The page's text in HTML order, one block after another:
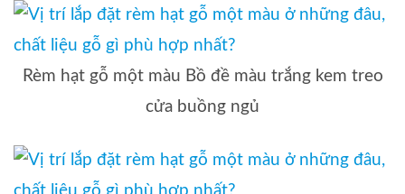
Rèm hạt gỗ một màu Bồ đề màu trắng kem treo
cửa buồng ngủ